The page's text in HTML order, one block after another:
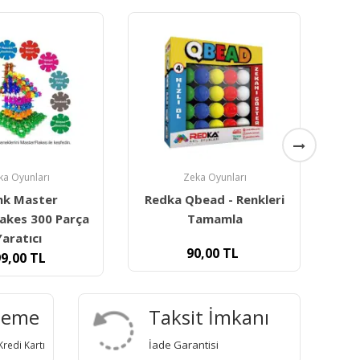
Oyunları
- Renkleri
TL
Zeka Oyunları
Redka T- Tangram Zeka
80,00TL
Kartı
Taksit İmkanı
İade Garantisi